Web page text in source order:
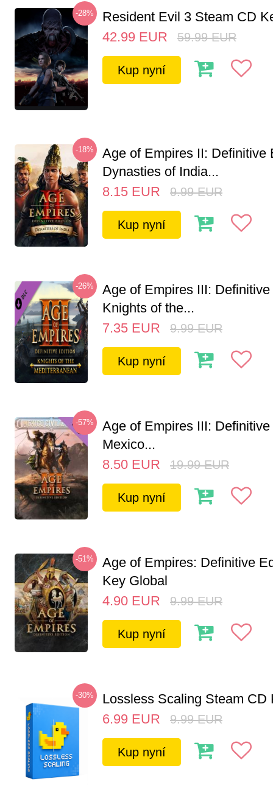
-28%
Resident Evil 3 Steam CD
42.99 EUR 59.99 EUR
Kup nyní
-18%
Age of Empires II: Definitive
Dynasties of India...
8.15 EUR 9.99 EUR
Kup nyní
-26%
Age of Empires III:
Knights of the...
7.35 EUR 9.99 EUR
Kup nyní
-57%
Age of Empires III:
Mexico...
8.50 EUR 19.99 EUR
Kup nyní
-51%
Age of Empires: Definitive
Key Global
4.90 EUR 9.99 EUR
Kup nyní
-30%
Lossless Scaling Steam CD
6.99 EUR 9.99 EUR
Kup nyní